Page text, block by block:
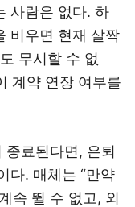
사람은 없다. 하
비우면 현재 살짝
무시할 수 없
계약 연장 여부를
종료된다면, 은퇴
다. 매체는 “만약
속 뛸 수 없고, 외